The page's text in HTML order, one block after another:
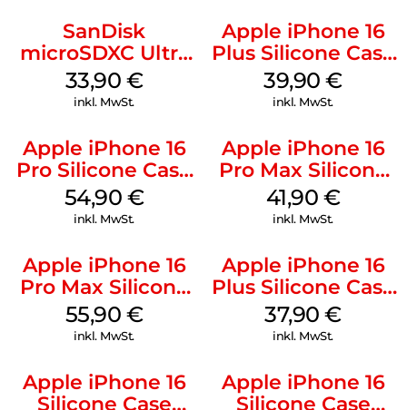
SanDisk
microSDXC Ultra
128 GB + Adapter
Mobile
33,90 €
inkl. MwSt.
Apple iPhone 16
Plus Silicone Case
MagSafe Plum
39,90€
inkl. MwSt.
Apple iPhone 16
Pro Silicone Case
MagSafe Black
54,90 €
inkl. MwSt.
Apple iPhone 16
Pro Max Silicone
Case MagSafe
Ultramarine
41,90 €
inkl. MwSt.
Apple iPhone 16
Pro Max Silicone
Case MagSafe
Stone Gray
55,90 €
inkl. MwSt.
Apple iPhone 16
Plus Silicone Case
MagSafe Lake
Green
37,90€
inkl. MwSt.
Apple iPhone 16
Silicone Case
Apple iPhone 16
Silicone Case